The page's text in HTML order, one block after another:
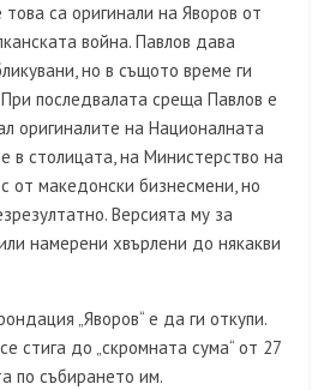
са оригинали на Яворов от
война. Павлов дава
но в същото време ги
последвалата среща Павлов е
оригиналите на Националната
в столицата, на Министерство на
от македонски бизнесмени, но
Версията му за
намерени хвърлени до някакви
„Яворов“ е да ги откупи.
стига до „скромната сума“ от 27
по събирането им.